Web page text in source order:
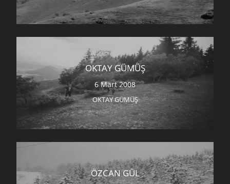
OKTAY GÜMÜŞ
6 Mart 2008
OKTAY GÜMÜŞ
ÖZCAN GÜL